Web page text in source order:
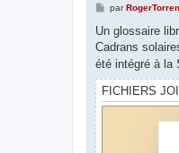
M
s
a
g
e
par
Un glossaire
Cadrans
été intégré à la
FICHIERS